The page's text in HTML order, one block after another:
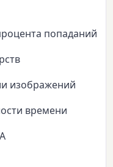
попаданий
изображений
времени